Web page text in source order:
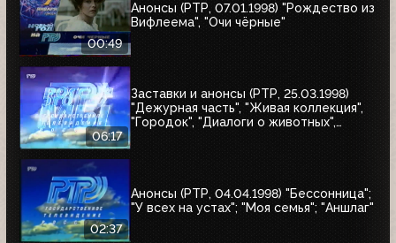
00:49
Анонсы (РТР, 07.01.1998) "Рождество из
Вифлеема", "Очи чёрные"
06:17
Заставки и анонсы (РТР, 25.03.1998)
"Дежурная часть", "Живая коллекция",
"Городок", "Диалоги о животных",
02:37
Анонсы (РТР, 04.04.1998) "Бессонница";
"У всех на устах"; "Моя семья"; "Аншлаг"